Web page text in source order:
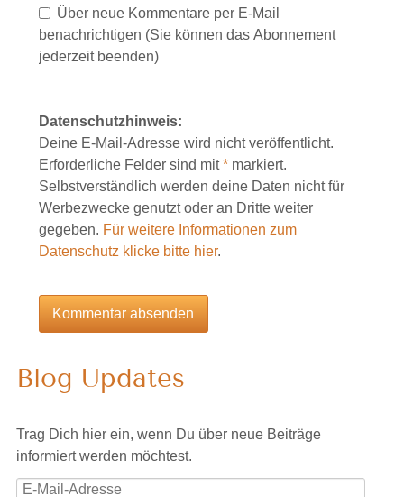
Über neue Kommentare per E-Mail
benachrichtigen (Sie können das Abonnement
jederzeit beenden)
Datenschutzhinweis:
Deine E-Mail-Adresse wird nicht veröffentlicht.
Erforderliche Felder sind mit*markiert.
Selbstverständlich werden deine Daten nicht für
Werbezwecke genutzt oder an Dritte weiter
gegeben. Für weitere Informationen zum
Datenschutz klicke bitte hier.
Blog Updates
Trag Dich hier ein, wenn Du über neue Beiträge
informiert werden möchtest.
E-